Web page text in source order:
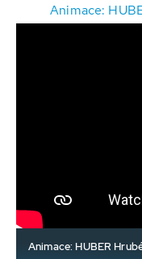
Animace:
Animace: HUBER